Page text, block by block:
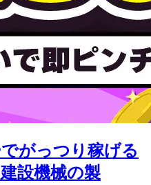
がっつり稼げる
設機械の製